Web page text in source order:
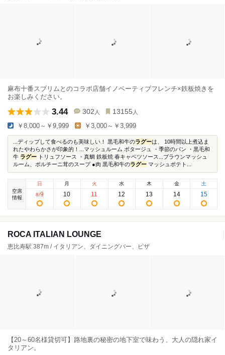
麻布十番スブリムとのコラボ店舗イノベーティブフレンチ×鉄板焼きを
お楽しみください。
3.44 302 人 13155 人
￥8,000～￥9,999 ￥3,000～￥3,999
...ディップして食べるのも美味しい！ 黒毛和牛のラグーは、 10時間以上煮込ま
れたやわらかさが印象的！...マッシュルーム ポタージュ ・季節のパン ・黒毛和
牛 ラグー トリュフソース ・真鯛 鉄板焼 春キャベツソース...ブラウンマッシュ
ルーム、ポルチーニ茸のスープ ●肉 黒毛和牛のラグー マッシュポテト...
空席
情報
日
8/9
月
10
火
11
水
12
木
13
金
14
土
15
ROCA ITALIAN LOUNGE
恵比寿駅 387m / イタリアン、ダイニングバー、ピザ
【20～60名様貸切可】路地裏の秘密の地下室で味わう、大人の隠れ家イ
タリアン。